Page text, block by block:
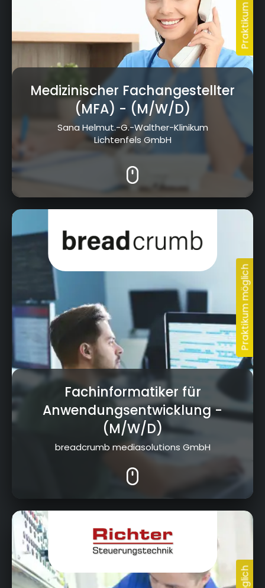
Medizinischer Fachangestellter
(MFA) - (M/W/D)
Sana Helmut.-G.-Walther-Klinikum
Lichtenfels GmbH
Kressenstein 26, 95326 Kulmbach
Fachinformatiker für
Anwendungsentwicklung-
(M/W/D)
breadcrumb mediasolutions GmbH
Krumme Fohre 67, 95359 Kasendorf